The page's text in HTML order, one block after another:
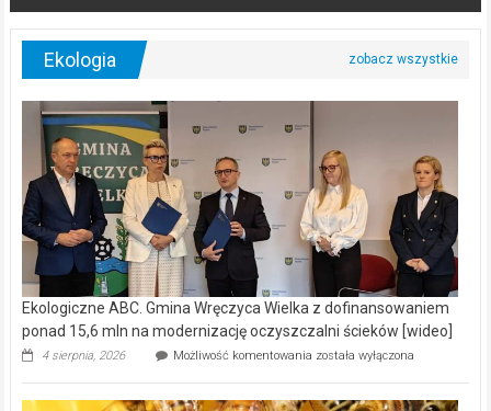
Ekologia
Ekologiczne ABC. Gmina Wręczyca Wielka z dofinansowaniem
ponad 15,6 mln na modernizację oczyszczalni ścieków [wideo]
4 sierpnia, 2026 Możliwość komentowania Ekologiczne
Wręczyca
została wyłączona